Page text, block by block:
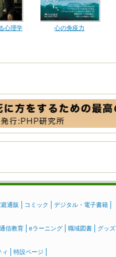
心理学 心の免疫力
通販 コミック デジタル・電子書籍
通信教育 eラーニング 職域図書 グッズ
ィ 特設ページ